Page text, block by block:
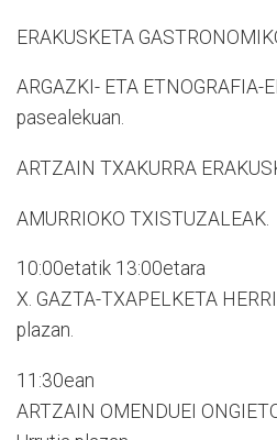
ERAKUSKETA
ARGAZKI- ETA ETNOGRAFIA-
pasealekuan.
ARTZAIN TXAKURRA
AMURRIOKO TXISTUZALEAK.
10:00etatik 13:00etara
X. GAZTA-TXAPELKETA
plazan.
11:30ean
ARTZAIN OMENDUEI